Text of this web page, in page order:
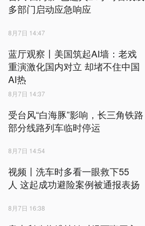
多部门启动应急响应
8月7日 14:47
蓝厅观察丨美国筑起AI墙：老戏
重演激化国内对立 却堵不住中国
AI热
8月7日 14:37
受台风“白海豚”影响，长三角铁路
部分线路列车临时停运
8月7日 14:54
视频丨洗车时多看一眼救下55
人 这起成功避险案例被通报表扬
8月7日 16:38